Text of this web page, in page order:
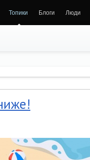
Топики Блоги Люди